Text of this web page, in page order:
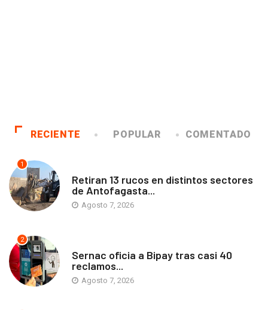
RECIENTE POPULAR COMENTADO
1
Retiran 13 rucos en distintos sectores
de Antofagasta...
Agosto 7, 2026
2
Sernac oficia a Bipay tras casi 40
reclamos...
Agosto 7, 2026